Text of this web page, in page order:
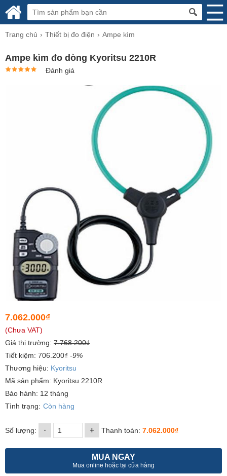
Trang chủ Thiết bị đo điện Ampe kìm
Ampe kìm đo dòng Kyoritsu 2210R
Đánh giá
7.062.000₫
(Chưa VAT)
Giá thị trường: 7.768.200₫
Tiết kiệm: 706.200₫ -9%
Thương hiệu: Kyoritsu
Mã sản phẩm: Kyoritsu 2210R
Bảo hành: 12 tháng
Tình trạng: Còn hàng
Số lượng: - + Thanh toán: 7.062.000₫
MUA NGAY
Mua online hoặc tại cửa hàng